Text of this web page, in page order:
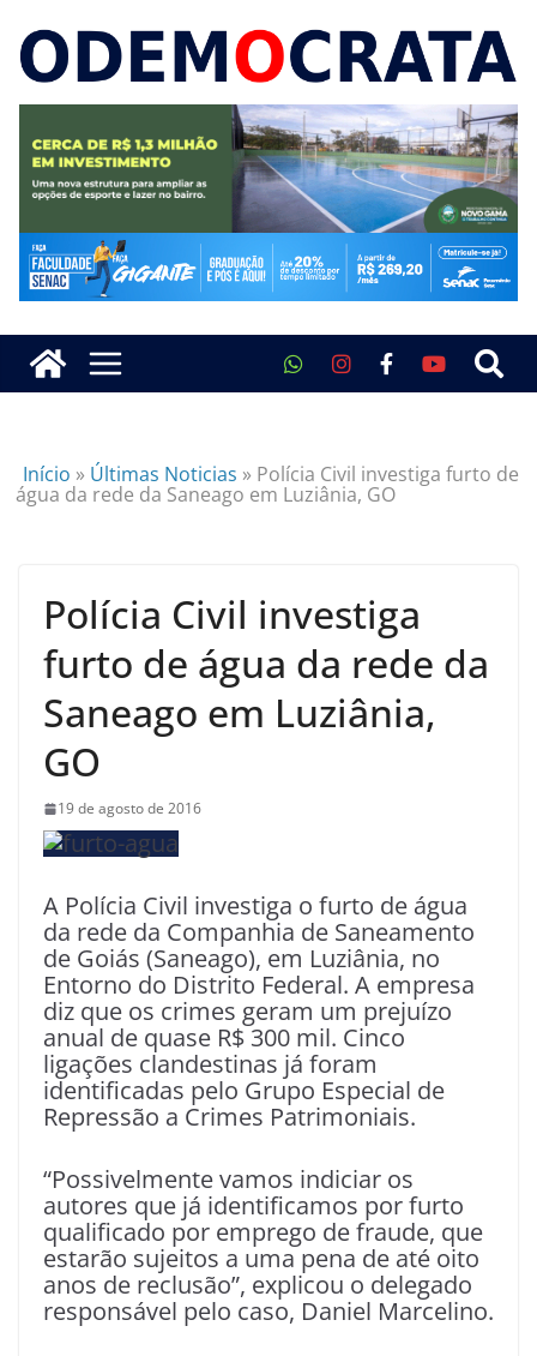
Início » Últimas Noticias » Polícia Civil investiga furto de
água da rede da Saneago em Luziânia, GO
Polícia Civil investiga
furto de água da rede da
Saneago em Luziânia,
GO
19 de agosto de 2016
A Polícia Civil investiga o furto de água
da rede da Companhia de Saneamento
de Goiás (Saneago), em Luziânia, no
Entorno do Distrito Federal. A empresa
diz que os crimes geram um prejuízo
anual de quase R$ 300 mil. Cinco
ligações clandestinas já foram
identificadas pelo Grupo Especial de
Repressão a Crimes Patrimoniais.
“Possivelmente vamos indiciar os
autores que já identificamos por furto
qualificado por emprego de fraude, que
estarão sujeitos a uma pena de até oito
anos de reclusão”, explicou o delegado
responsável pelo caso, Daniel Marcelino.